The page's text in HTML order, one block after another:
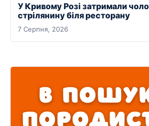
У Кривому Розі затримали
стрілянину біля ресторану
7 Серпня, 2026